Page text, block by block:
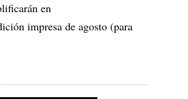
en
impresa de agosto (para